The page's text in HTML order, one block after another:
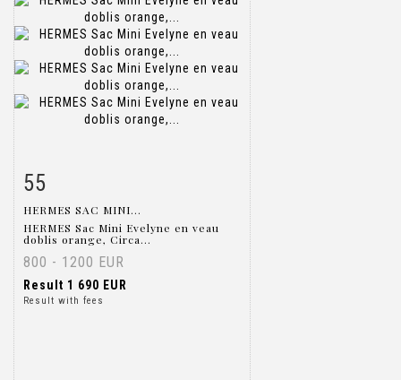
55
HERMES SAC MINI...
HERMES Sac Mini Evelyne en veau
doblis orange, Circa...
800 - 1200 EUR
Result 1 690 EUR
Result with fees